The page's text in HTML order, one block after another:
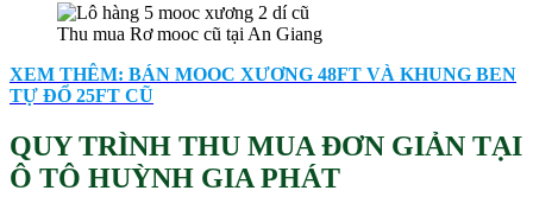
Thu mua Rơ mooc cũ tại An Giang
XEM THÊM: BÁN MOOC XƯƠNG 48FT VÀ KHUNG BEN
TỰ ĐỔ 25FT CŨ
QUY TRÌNH THU MUA ĐƠN GIẢN TẠI
Ô TÔ HUỲNH GIA PHÁT